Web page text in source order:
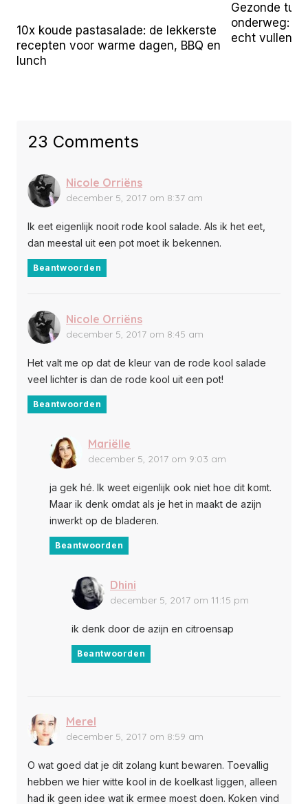
10x koude pastasalade: de lekkerste
recepten voor warme dagen, BBQ en
lunch
Gezonde
onderweg:
echt vullen
23 Comments
Nicole Orriëns
december 5, 2017 om 8:37 am
Ik eet eigenlijk nooit rode kool salade. Als ik het eet,
dan meestal uit een pot moet ik bekennen.
Beantwoorden
Nicole Orriëns
december 5, 2017 om 8:45 am
Het valt me op dat de kleur van de rode kool salade
veel lichter is dan de rode kool uit een pot!
Beantwoorden
Mariëlle
december 5, 2017 om 9:03 am
ja gek hé. Ik weet eigenlijk ook niet hoe dit komt.
Maar ik denk omdat als je het in maakt de azijn
inwerkt op de bladeren.
Beantwoorden
Dhini
december 5, 2017 om 11:15 pm
ik denk door de azijn en citroensap
Beantwoorden
Merel
december 5, 2017 om 8:59 am
O wat goed dat je dit zolang kunt bewaren. Toevallig
hebben we hier witte kool in de koelkast liggen, alleen
had ik geen idee wat ik ermee moest doen. Koken vind